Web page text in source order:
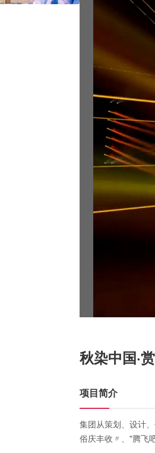
秋染中国·
项目简介
集团从策划、设计
俗庆丰收〃、"腾飞